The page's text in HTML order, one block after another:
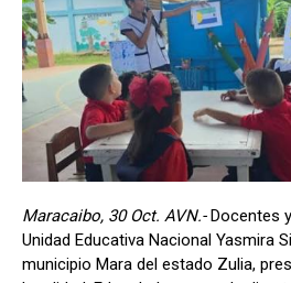
Maracaibo, 30 Oct. AVN.-Docentes
Unidad Educativa Nacional Yasmira
municipio Mara del estado Zulia,